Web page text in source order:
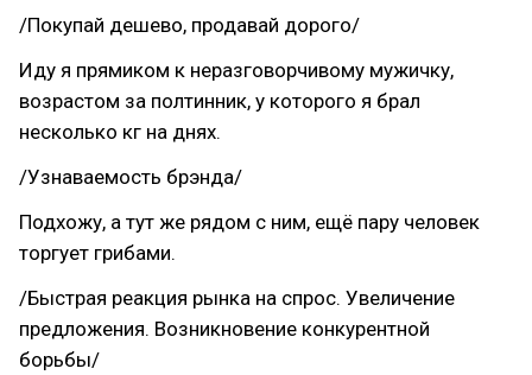
/Покупай дешево, продавай дорого/
Иду я прямиком к неразговорчивому мужичку,
возрастом за полтинник, у которого я брал
несколько кг на днях.
/Узнаваемость брэнда/
Подхожу, а тут же рядом с ним, ещё пару человек
торгует грибами.
/Быстрая реакция рынка на спрос. Увеличение
предложения. Возникновение конкурентной
борьбы/